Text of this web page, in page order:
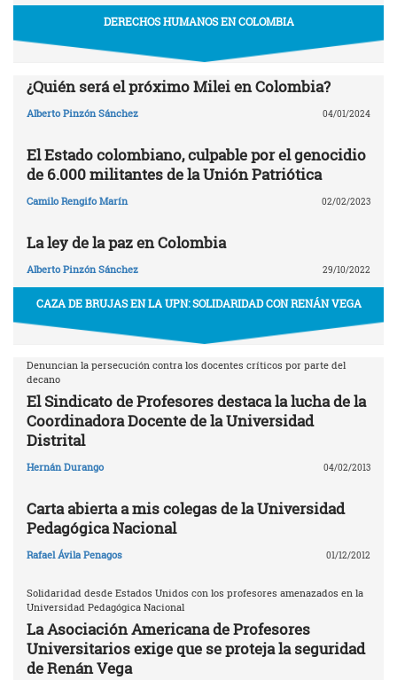
DERECHOS HUMANOS EN COLOMBIA
¿Quién será el próximo Milei en Colombia?
Alberto Pinzón Sánchez 04/01/2024
El Estado colombiano, culpable por el genocidio
de 6.000 militantes de la Unión Patriótica
Camilo Rengifo Marín 02/02/2023
La ley de la paz en Colombia
Alberto Pinzón Sánchez 29/10/2022
CAZA DE BRUJAS EN LA UPN: SOLIDARIDAD CON RENÁN VEGA
Denuncian la persecución contra los docentes críticos por parte del
decano
El Sindicato de Profesores destaca la lucha de la
Coordinadora Docente de la Universidad
Distrital
Hernán Durango 04/02/2013
Carta abierta a mis colegas de la Universidad
Pedagógica Nacional
Rafael Ávila Penagos 01/12/2012
Solidaridad desde Estados Unidos con los profesores amenazados en la
Universidad Pedagógica Nacional
La Asociación Americana de Profesores
Universitarios exige que se proteja la seguridad
de Renán Vega